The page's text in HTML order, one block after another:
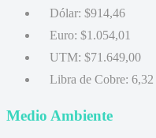
Dólar: $914,46
Euro: $1.054,01
UTM: $71.649,00
Libra de Cobre: 6,32
Medio Ambiente